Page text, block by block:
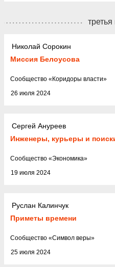
Николай Сорокин
Миссия Белоусова
26 июля 2024
Cообщество «Коридоры власти»
Сергей Ануреев
Инженеры, курьеры и
19 июля 2024
Cообщество «Экономика»
Руслан Калинчук
Приметы времени
25 июля 2024
Cообщество «Символ веры»